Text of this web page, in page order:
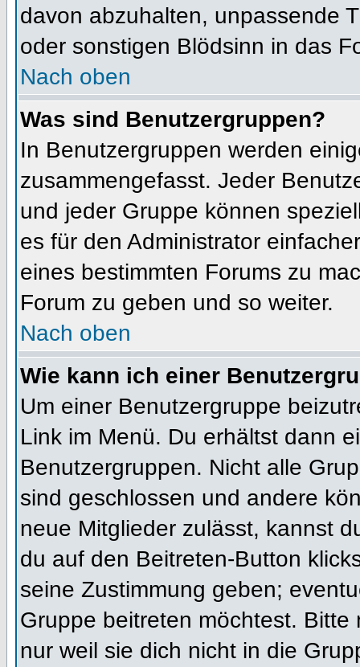
davon abzuhalten, unpassende
oder sonstigen Blödsinn in das
Nach oben
Was sind Benutzergruppen?
In Benutzergruppen werden
zusammengefasst. Jeder
und jeder Gruppe können
es für den Administrator
eines bestimmten Forums zu
Forum zu geben und so weiter.
Nach oben
Wie kann ich einer
Um einer Benutzergruppe
Link im Menü. Du erhältst dann
Benutzergruppen. Nicht alle
sind geschlossen und andere
neue Mitglieder zulässt, kannst
du auf den Beitreten-Button
seine Zustimmung geben;
Gruppe beitreten möchtest.
nur weil sie dich nicht in die